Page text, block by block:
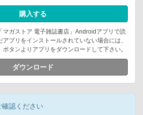
購入する
マガストア 電子雑誌書店」Androidアプリで読
プリをインストールされていない場合には、
タンよりアプリをダウンロードして下さい。
ダウンロード
認ください